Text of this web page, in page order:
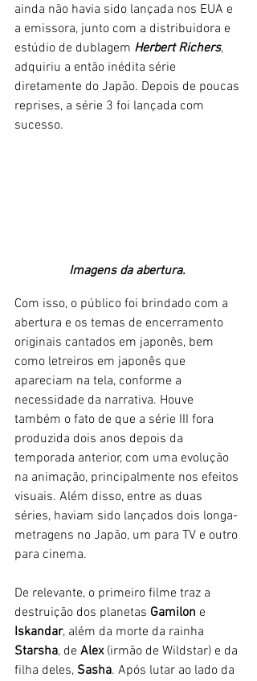
ainda não havia sido lançada nos EUA e
a emissora, junto com a distribuidora e
estúdio de dublagem Herbert Richers,
adquiriu a então inédita série
diretamente do Japão. Depois de poucas
reprises, a série 3 foi lançada com
sucesso.
Imagens da abertura.
Com isso, o público foi brindado com a
abertura e os temas de encerramento
originais cantados em japonês, bem
como letreiros em japonês que
apareciam na tela, conforme a
necessidade da narrativa. Houve
também o fato de que a série III fora
produzida dois anos depois da
temporada anterior, com uma evolução
na animação, principalmente nos efeitos
visuais. Além disso, entre as duas
séries, haviam sido lançados dois longa-
metragens no Japão, um para TV e outro
para cinema.
De relevante, o primeiro filme traz a
destruição dos planetas Gamilon e
Iskandar, além da morte da rainha
Starsha, de Alex (irmão de Wildstar) e da
filha deles, Sasha. Após lutar ao lado da